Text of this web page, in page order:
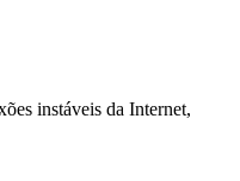
instáveis ​​da Internet,